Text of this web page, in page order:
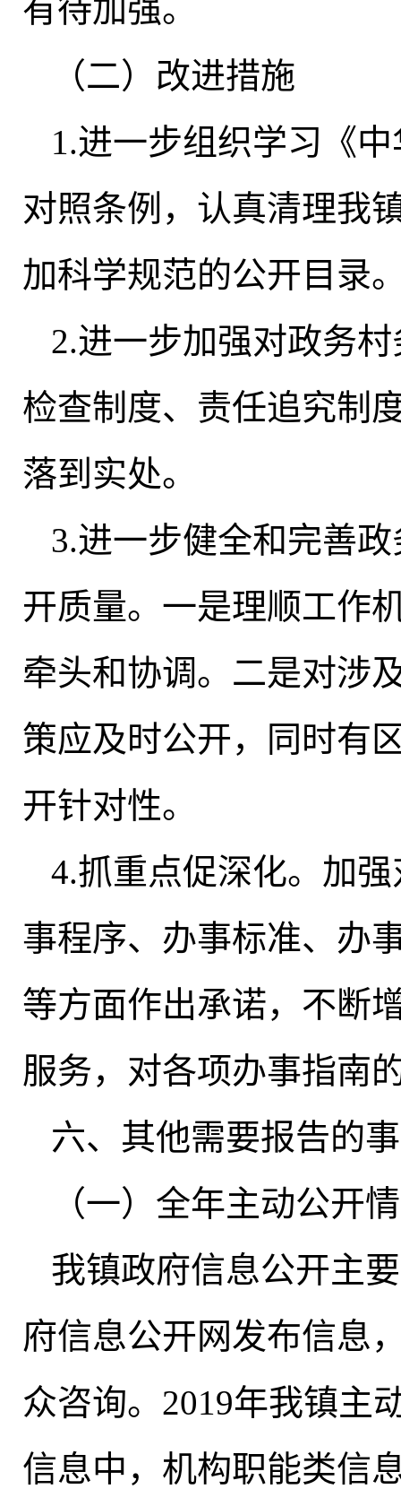
有待加强。
（二）改进措施
1.进一步组织学习《
对照条例，认真清理我
加科学规范的公开目录
2.进一步加强对政务
检查制度、责任追究制
落到实处。
3.进一步健全和完善
开质量。 一是理顺工作
牵头和协调。二是对涉
策应及时公开，同时有
开针对性。
4.抓重点促深化。 加
事程序、办事标准、办
等方面作出承诺， 不断
服务， 对各项办事指南
六、其他需要报告的
（一）全年主动公开
我镇政府信息公开主
府信息公开网发布信息
众咨询。2019年我镇主
信息中，机构职能类信